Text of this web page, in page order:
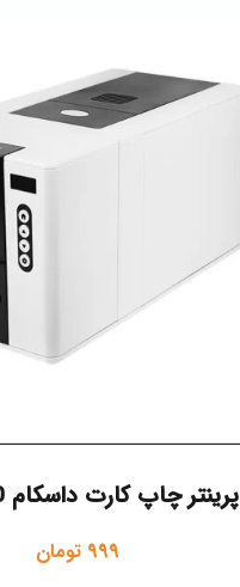
پرینتر چاپ کارت داسکام DC 2300
999 تومان